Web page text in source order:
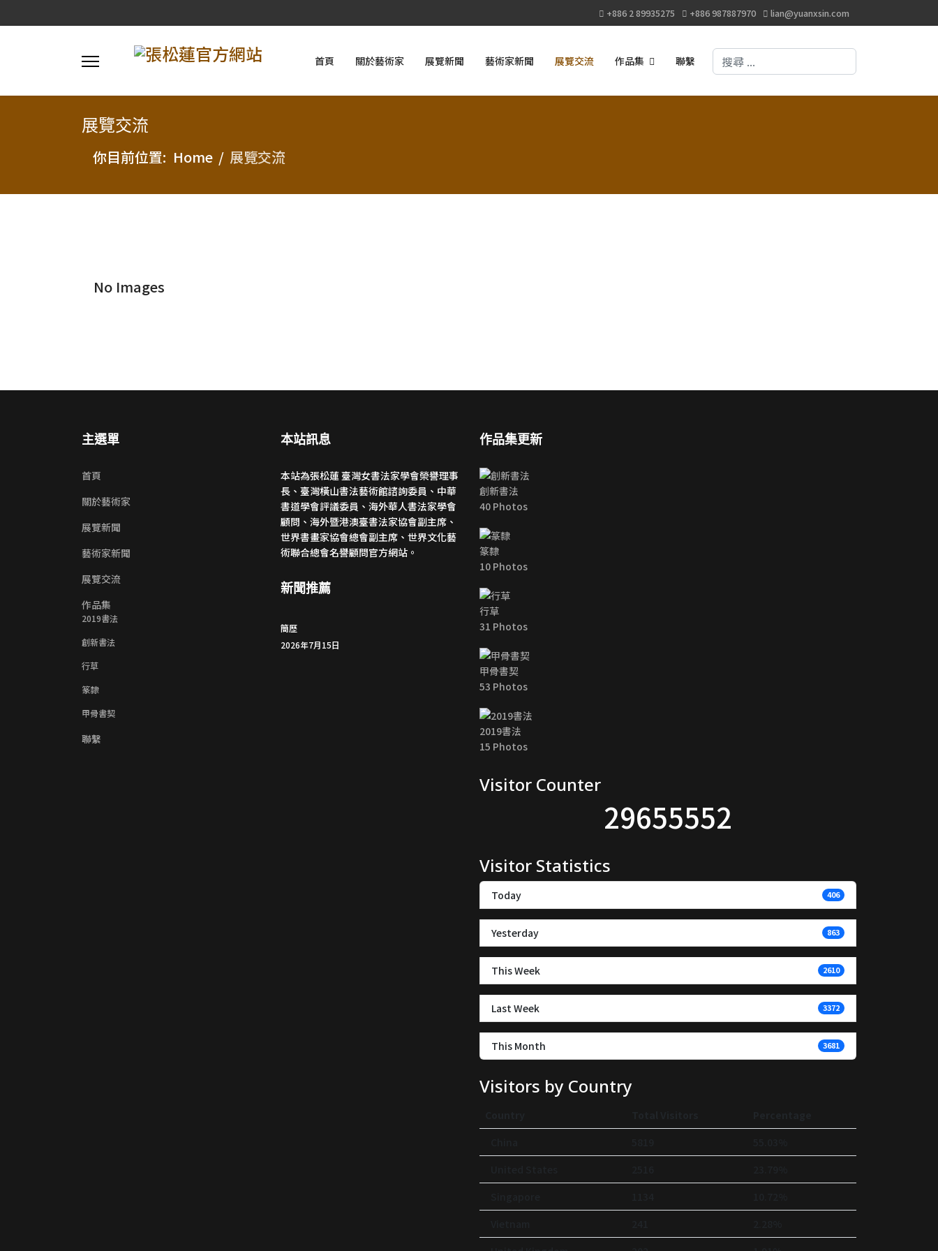
+886 2 89935275 +886 987887970 lian@yuanxsin.com
首頁 關於藝術家 展覽新聞 藝術家新聞 展覽交流 作品集 聯繫 搜尋
展覽交流
你目前位置: Home 展覽交流
No Images
主選單
首頁
關於藝術家
展覽新聞
藝術家新聞
展覽交流
作品集
2019書法
創新書法
行草
篆隸
甲骨書契
聯繫
本站訊息
本站為張松蓮 臺灣女書法家學會榮譽理事
長、臺灣橫山書法藝術館諮詢委員、中華
書道學會評議委員、海外華人書法家學會
顧問、海外暨港澳臺書法家協會副主席、
世界書畫家協會總會副主席、世界文化藝
術聯合總會名譽顧問官方網站。
新聞推薦
簡歷
2026年7月15日
作品集更新
創新書法
40 Photos
篆隸
10 Photos
行草
31 Photos
甲骨書契
53 Photos
2019書法
15 Photos
Visitor Counter
29655552
Visitor Statistics
Today 406
Yesterday 863
This Week 2610
Last Week 3372
This Month 3681
Visitors by Country